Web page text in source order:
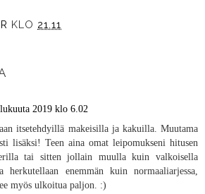
KLO 21.11
2019 klo 6.02
itsetehdyillä makeisilla ja kakuilla. Muutama
lisäksi! Teen aina omat leipomukseni hitusen
tai sitten jollain muulla kuin valkoisella
herkutellaan enemmän kuin normaaliarjessa,
myös ulkoitua paljon. :)